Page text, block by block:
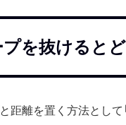
プを抜けると
距離を置く方法として